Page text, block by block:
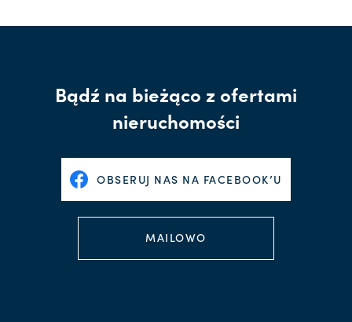
Bądź na bieżąco z ofertami
nieruchomości
OBSERUJ NAS NA FACEBOOK’U
MAILOWO